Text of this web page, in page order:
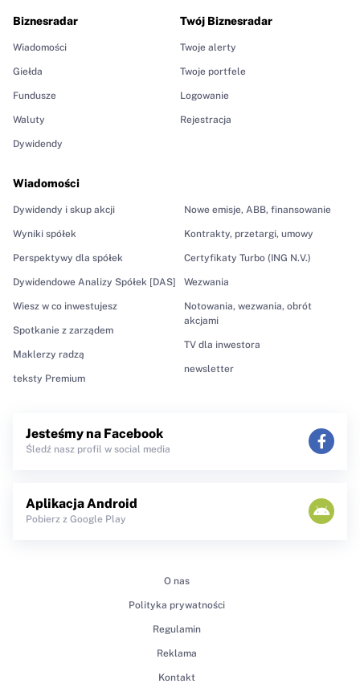
Biznesradar
Wiadomości
Giełda
Fundusze
Waluty
Dywidendy
Wiadomości
Dywidendy i skup akcji
Wyniki spółek
Perspektywy dla spółek
Dywidendowe Analizy Spółek [DAS]
Wiesz w co inwestujesz
Spotkanie z zarządem
Maklerzy radzą
teksty Premium
Nowe emisje, ABB, finansowanie
Kontrakty, przetargi, umowy
Certyfikaty Turbo (ING N.V.)
Wezwania
Notowania, wezwania, obrót
akcjami
TV dla inwestora
newsletter
Twój Biznesradar
Twoje alerty
Twoje portfele
Logowanie
Rejestracja
Jesteśmy na Facebook
Śledź nasz profil w social media
Aplikacja Android
Pobierz z Google Play
O nas
Polityka prywatności
Regulamin
Reklama
Kontakt